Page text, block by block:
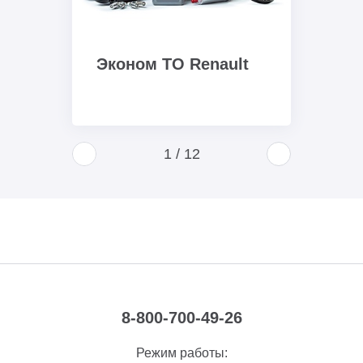
Эконом ТО Renault
1 / 12
8-800-700-49-26
Режим работы: